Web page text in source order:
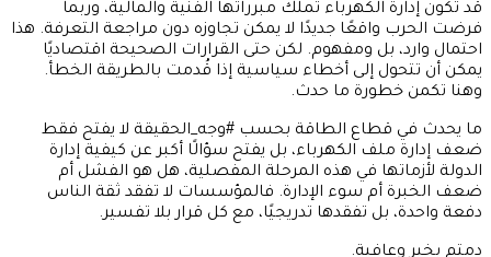
قد تكون إدارة الكهرباء تملك مبرراتها الفنية والمالية، وربما
فرضت الحرب واقعًا جديدًا لا يمكن تجاوزه دون مراجعة التعرفة. هذا
احتمال وارد، بل ومفهوم. لكن حتى القرارات الصحيحة اقتصاديًا
يمكن أن تتحول إلى أخطاء سياسية إذا قُدمت بالطريقة الخطأ.
وهنا تكمن خطورة ما حدث.
ما يحدث في قطاع الطاقة بحسب #وجه_الحقيقة لا يفتح فقط
ضعف إدارة ملف الكهرباء، بل يفتح سؤالًا أكبر عن كيفية إدارة
الدولة لأزماتها في هذه المرحلة المفصلية، هل هو الفشل أم
ضعف الخبرة أم سوء الإدارة. فالمؤسسات لا تفقد ثقة الناس
دفعة واحدة، بل تفقدها تدريجيًا، مع كل قرار بلا تفسير.
دمتم بخير وعافية.